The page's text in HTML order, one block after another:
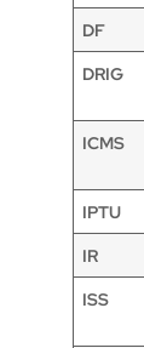
DF
DRIG
ICMS
IPTU
IR
ISS